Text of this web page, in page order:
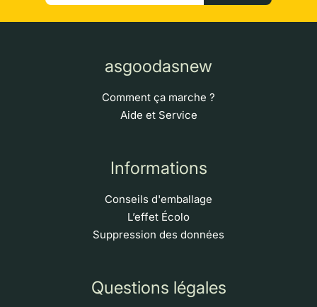
asgoodasnew
Comment ça marche ?
Aide et Service
Informations
Conseils d'emballage
L’effet Écolo
Suppression des données
Questions légales